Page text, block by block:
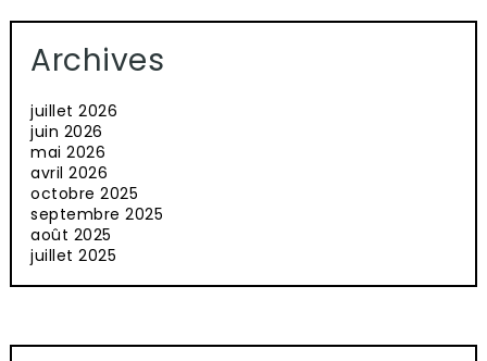
Archives
juillet 2026
juin 2026
mai 2026
avril 2026
octobre 2025
septembre 2025
août 2025
juillet 2025